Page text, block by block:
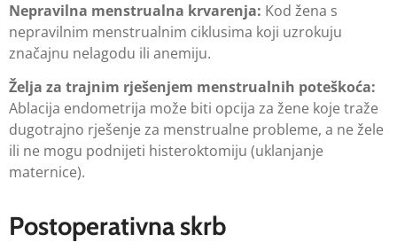
Nepravilna menstrualna krvarenja: Kod žena s
nepravilnim menstrualnim ciklusima koji uzrokuju
značajnu nelagodu ili anemiju.
Želja za trajnim rješenjem menstrualnih poteškoća:
Ablacija endometrija može biti opcija za žene koje traže
dugotrajno rješenje za menstrualne probleme, a ne žele
ili ne mogu podnijeti histeroktomiju (uklanjanje
maternice).
Postoperativna skrb